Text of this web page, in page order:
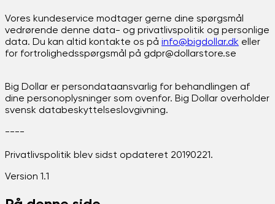
Vores kundeservice modtager gerne dine spørgsmål
vedrørende denne data- og privatlivspolitik og personlige
data. Du kan altid kontakte os på info@bigdollar.dk eller
for fortrolighedsspørgsmål på gdpr@dollarstore.se
Big Dollar er persondataansvarlig for behandlingen af ​​
dine personoplysninger som ovenfor. Big Dollar overholder
svensk databeskyttelseslovgivning.
----
Privatlivspolitik blev sidst opdateret 20190221.
Version 1.1